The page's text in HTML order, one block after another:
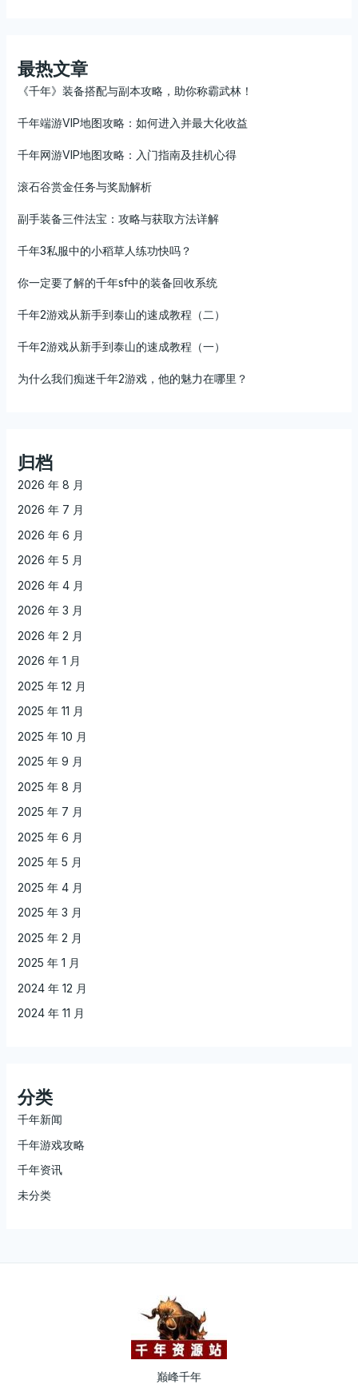
最热文章
《千年》装备搭配与副本攻略，助你称霸武林！
千年端游VIP地图攻略：如何进入并最大化收益
千年网游VIP地图攻略：入门指南及挂机心得
滚石谷赏金任务与奖励解析
副手装备三件法宝：攻略与获取方法详解
千年3私服中的小稻草人练功快吗？
你一定要了解的千年sf中的装备回收系统
千年2游戏从新手到泰山的速成教程（二）
千年2游戏从新手到泰山的速成教程（一）
为什么我们痴迷千年2游戏，他的魅力在哪里？
归档
2026 年 8 月
2026 年 7 月
2026 年 6 月
2026 年 5 月
2026 年 4 月
2026 年 3 月
2026 年 2 月
2026 年 1 月
2025 年 12 月
2025 年 11 月
2025 年 10 月
2025 年 9 月
2025 年 8 月
2025 年 7 月
2025 年 6 月
2025 年 5 月
2025 年 4 月
2025 年 3 月
2025 年 2 月
2025 年 1 月
2024 年 12 月
2024 年 11 月
分类
千年新闻
千年游戏攻略
千年资讯
未分类
巅峰千年